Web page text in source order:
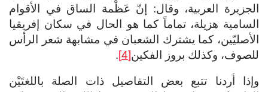
الجزيرة العربية، وقال: إنّ عَظْمة الساق في الأقوام
السامية هزيلة، تماماً كما هو الحال في سكان إفريقيا
الأصليّين، كما يشترك الشعبان في مشابهة شعر الرأس
للصوف، وكذلك بروز الفكين[4]
.
وإذا أردنا تتبع بعض التفاصيل ذات الصلة باللغتَيْن